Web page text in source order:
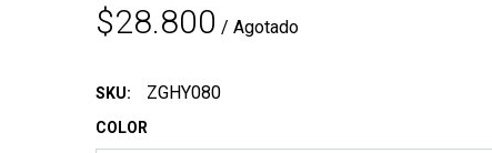
$28.800 / Agotado
SKU: ZGHY080
COLOR